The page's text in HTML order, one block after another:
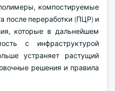
компостируемые
после переработки (ПЦР) и
которые в дальнейшем
с инфраструктурой
устраняет растущий
решения и правила